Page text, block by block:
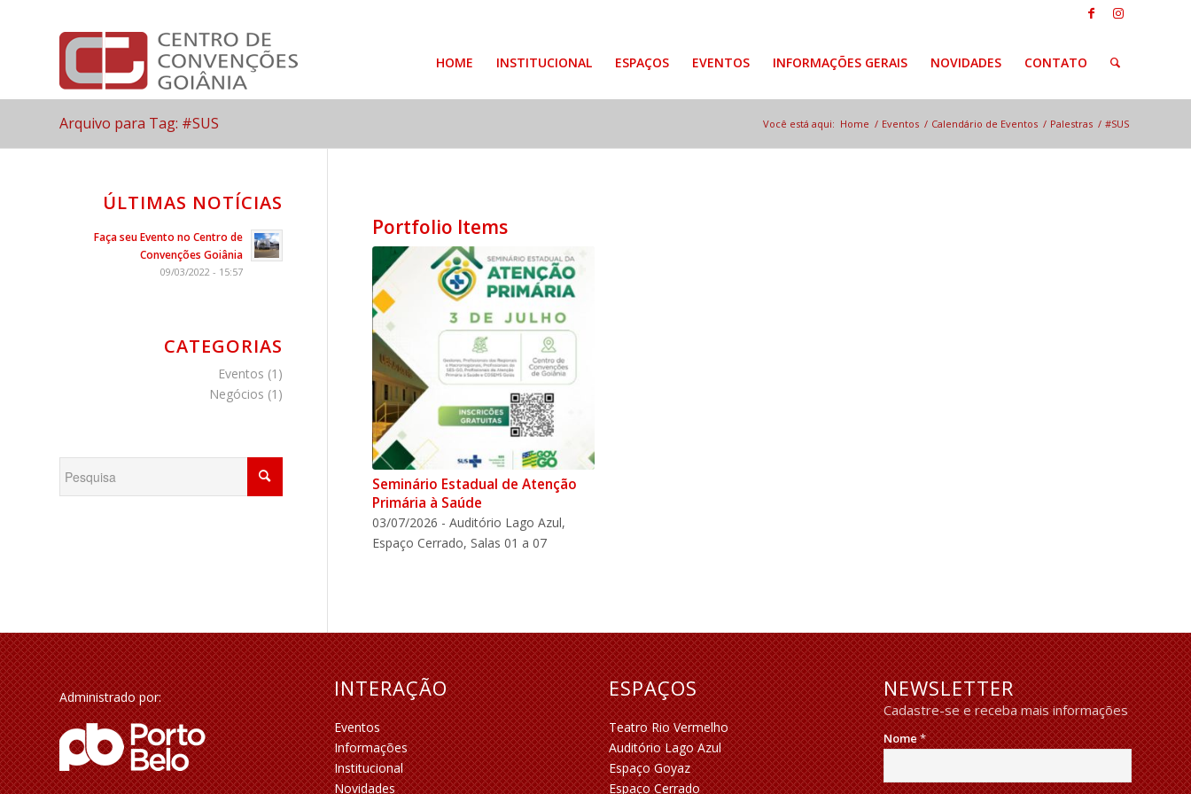
HOME INSTITUCIONAL ESPAÇOS EVENTOS INFORMAÇÕES GERAIS NOVIDADES CONTATO
Arquivo para Tag: #SUS Você está aqui: Home / Eventos / Calendário de Eventos / Palestras / #SUS
Portfolio Items
Seminário Estadual de Atenção
Primária à Saúde
03/07/2026 - Auditório Lago Azul,
Espaço Cerrado, Salas 01 a 07
ÚLTIMAS NOTÍCIAS
Faça seu Evento no Centro de
Convenções Goiânia
09/03/2022 - 15:57
CATEGORIAS
Eventos (1)
Negócios (1)
Administrado por: INTERAÇÃO
Eventos
Informações
Institucional
Novidades
ESPAÇOS
Teatro Rio Vermelho
Auditório Lago Azul
Espaço Goyaz
Espaço Cerrado
NEWSLETTER
Cadastre-se e receba mais informações
Nome*